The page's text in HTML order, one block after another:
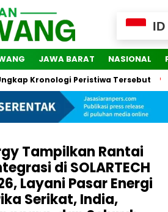
JAWA BARAT NASIONAL
Kronologi Peristiwa Tersebut 2
Tampilkan Rantai
di SOLARTECH
Layani Pasar Energi
Serikat, India,
ID